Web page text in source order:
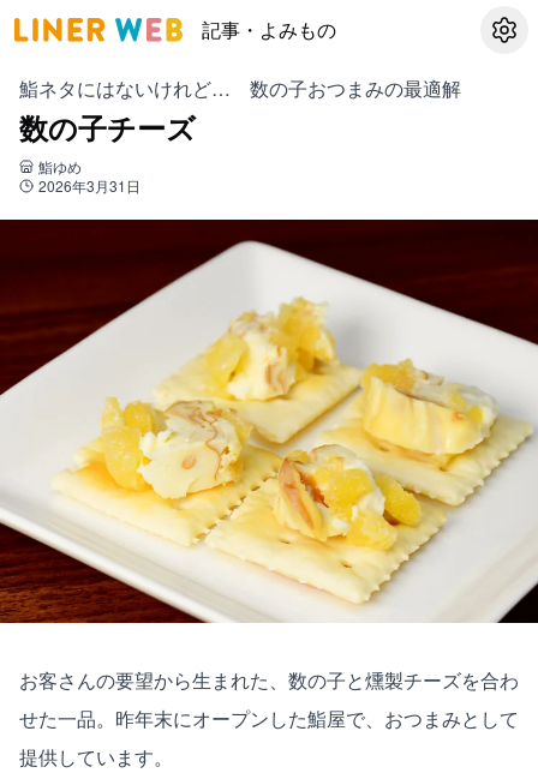
記事・よみもの 設定
鮨ネタにはないけれど… 数の子おつまみの最適解
数の子チーズ
鮨ゆめ
2026年3月31日
お客さんの要望から生まれた、数の子と燻製チーズを合わ
せた一品。昨年末にオープンした鮨屋で、おつまみとして
提供しています。